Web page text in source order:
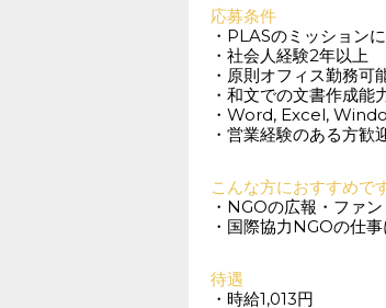
応募条件
・PLASのミッション
・社会人経験2年以上
・原則オフィス勤務可
・和文での文書作成能
・Word, Excel,
・営業経験のある方歓
こんな方におすすめで
・NGOの広報・ファ
・国際協力NGOの仕
待遇
・時給1,013円